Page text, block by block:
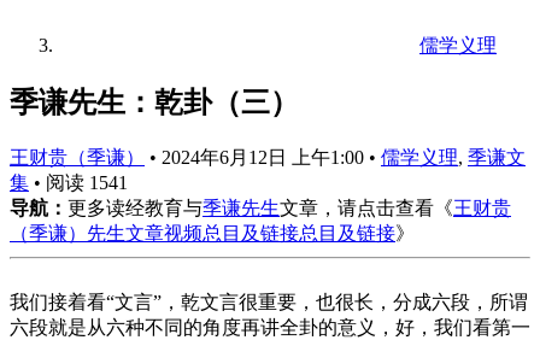
儒学义理
季谦先生：乾卦（三）
王财贵（季谦） • 2024年6月12日 上午1:00 • 儒学义理, 季谦文
集 • 阅读 1541
导航： 更多读经教育与季谦先生文章，请点击查看《王财贵
（季谦）先生文章视频总目及链接总目及链接》
我们接着看“文言”，乾文言很重要，也很长，分成六段，所谓
六段就是从六种不同的角度再讲全卦的意义，好，我们看第一